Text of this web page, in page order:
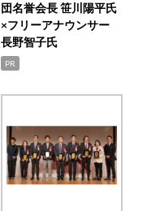
団名誉会長 笹川陽平氏
×フリーアナウンサー
長野智子氏
PR